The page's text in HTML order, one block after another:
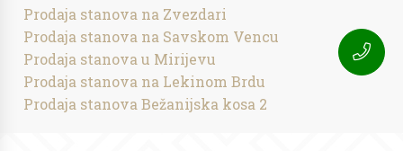
Prodaja stanova na Zvezdari
Prodaja stanova na Savskom Vencu
Prodaja stanova u Mirijevu
Prodaja stanova na Lekinom Brdu
Prodaja stanova Bežanijska kosa 2